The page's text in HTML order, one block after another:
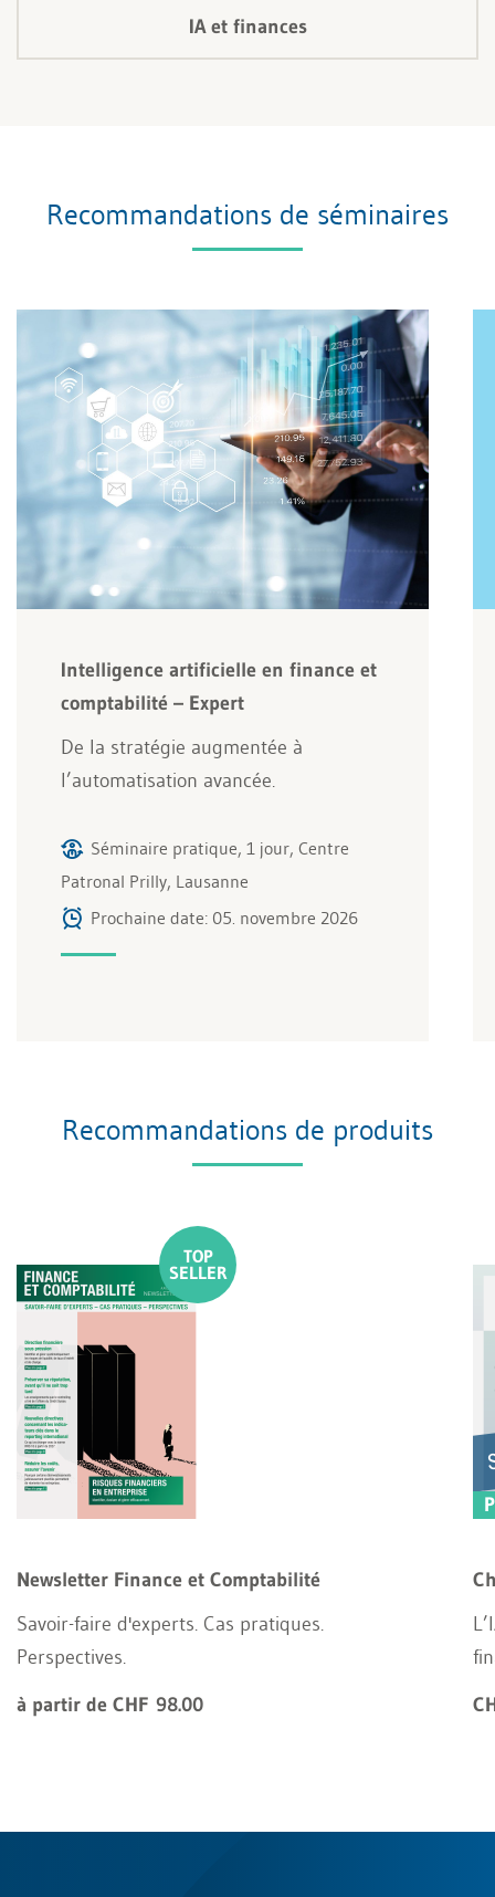
IA et finances
Recommandations de séminaires
Intelligence artificielle en finance et
comptabilité – Expert
De la stratégie augmentée à
l’automatisation avancée.
Séminaire pratique, 1 jour, Centre
Patronal Prilly, Lausanne
Prochaine date: 05. novembre 2026
Recommandations de produits
Newsletter Finance et Comptabilité
Savoir-faire d'experts. Cas pratiques.
Perspectives.
à partir de CHF 98.00